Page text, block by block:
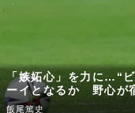
「嫉妬心」を力に…“
ーイとなるか 野心が
飯尾篤史